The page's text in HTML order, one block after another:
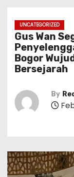
UNCATEGORIZED
Gus Wan
Bogor
Bersejarah
By